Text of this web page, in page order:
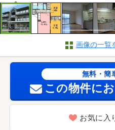
画像の一覧
無料・簡
この物件に
お気に入